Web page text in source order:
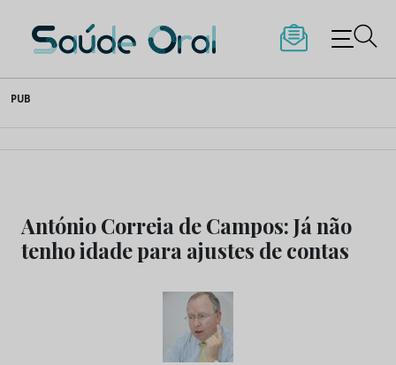
to
content
Saúde Oral
PUB
António Correia de Campos: Já não
tenho idade para ajustes de contas